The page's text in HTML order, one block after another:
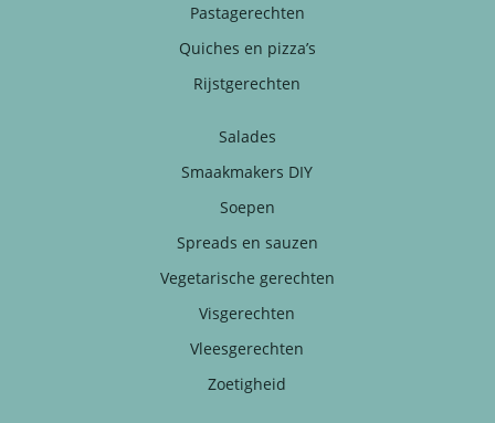
Pastagerechten
Quiches en pizza’s
Rijstgerechten
Salades
Smaakmakers DIY
Soepen
Spreads en sauzen
Vegetarische gerechten
Visgerechten
Vleesgerechten
Zoetigheid